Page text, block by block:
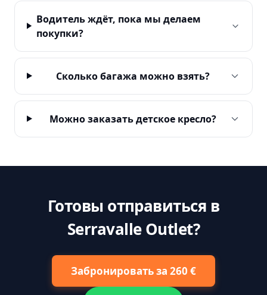
Водитель ждёт, пока мы делаем
покупки?
Сколько багажа можно взять?
Можно заказать детское кресло?
Готовы отправиться в
Serravalle Outlet?
Забронировать за 260 €